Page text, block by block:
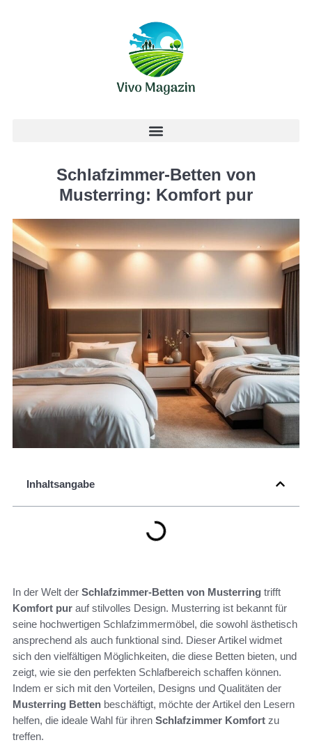
Schlafzimmer-Betten von
Musterring: Komfort pur
Inhaltsangabe
In der Welt der Schlafzimmer-Betten von Musterring trifft
Komfort pur auf stilvolles Design. Musterring ist bekannt für
seine hochwertigen Schlafzimmermöbel, die sowohl ästhetisch
ansprechend als auch funktional sind. Dieser Artikel widmet
sich den vielfältigen Möglichkeiten, die diese Betten bieten, und
zeigt, wie sie den perfekten Schlafbereich schaffen können.
Indem er sich mit den Vorteilen, Designs und Qualitäten der
Musterring Betten beschäftigt, möchte der Artikel den Lesern
helfen, die ideale Wahl für ihren Schlafzimmer Komfort zu
treffen.